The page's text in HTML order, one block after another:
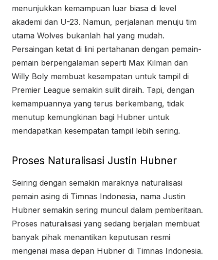
menunjukkan kemampuan luar biasa di level
akademi dan U-23. Namun, perjalanan menuju tim
utama Wolves bukanlah hal yang mudah.
Persaingan ketat di lini pertahanan dengan pemain-
pemain berpengalaman seperti Max Kilman dan
Willy Boly membuat kesempatan untuk tampil di
Premier League semakin sulit diraih. Tapi, dengan
kemampuannya yang terus berkembang, tidak
menutup kemungkinan bagi Hubner untuk
mendapatkan kesempatan tampil lebih sering.
Proses Naturalisasi Justin Hubner
Seiring dengan semakin maraknya naturalisasi
pemain asing di Timnas Indonesia, nama Justin
Hubner semakin sering muncul dalam pemberitaan.
Proses naturalisasi yang sedang berjalan membuat
banyak pihak menantikan keputusan resmi
mengenai masa depan Hubner di Timnas Indonesia.